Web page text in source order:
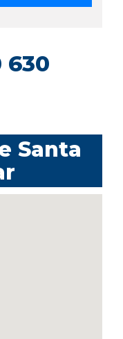
630
Santa